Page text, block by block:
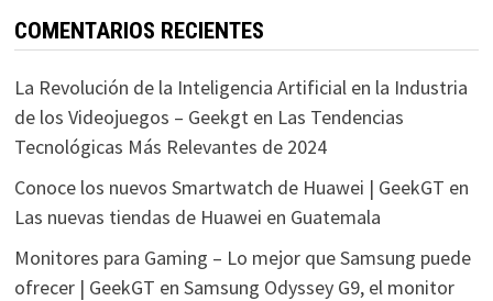
COMENTARIOS RECIENTES
La Revolución de la Inteligencia Artificial en la Industria
de los Videojuegos – Geekgt en Las Tendencias
Tecnológicas Más Relevantes de 2024
Conoce los nuevos Smartwatch de Huawei | GeekGT en
Las nuevas tiendas de Huawei en Guatemala
Monitores para Gaming – Lo mejor que Samsung puede
ofrecer | GeekGT en Samsung Odyssey G9, el monitor